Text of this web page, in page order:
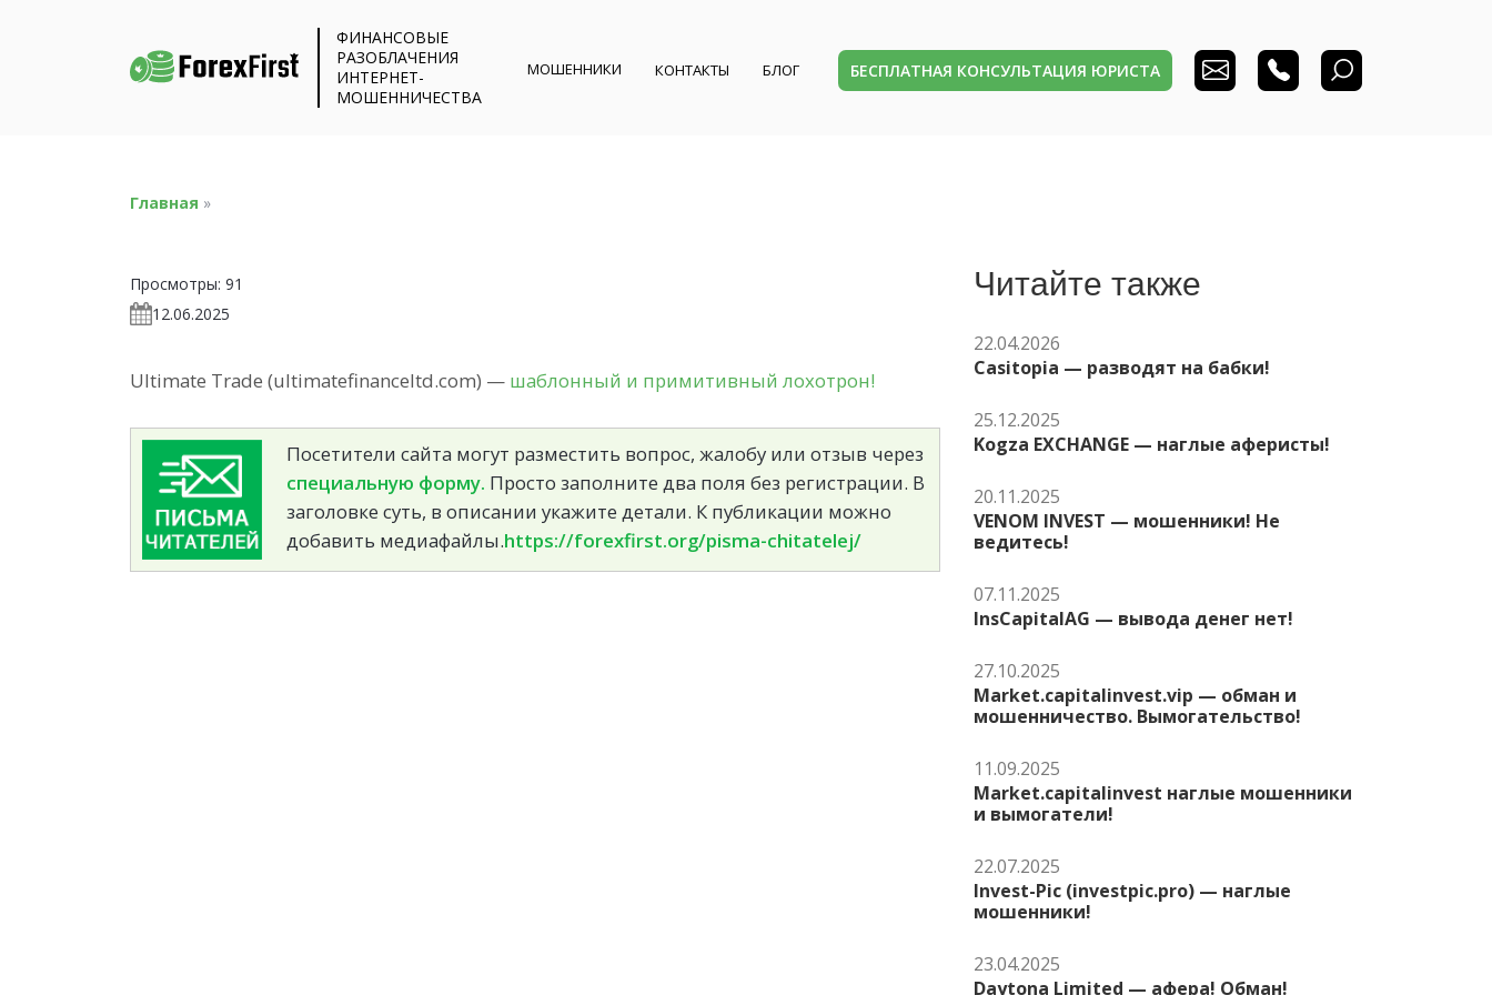
ФИНАНСОВЫЕ
РАЗОБЛАЧЕНИЯ
ИНТЕРНЕТ-
МОШЕННИЧЕСТВА
МОШЕННИКИ КОНТАКТЫ БЛОГ БЕСПЛАТНАЯ КОНСУЛЬТАЦИЯ ЮРИСТА
Главная »
Просмотры: 91
12.06.2025
Ultimate Trade (ultimatefinanceltd.com) — шаблонный и примитивный лохотрон!
Посетители сайта могут разместить вопрос, жалобу или отзыв через
специальную форму. Просто заполните два поля без регистрации. В
заголовке суть, в описании укажите детали. К публикации можно
добавить медиафайлы.https://forexfirst.org/pisma-chitatelej/
Читайте также
22.04.2026
Casitopia — разводят на бабки!
25.12.2025
Kogza EXCHANGE — наглые аферисты!
20.11.2025
VENOM INVEST — мошенники! Не
ведитесь!
07.11.2025
InsCapitalAG — вывода денег нет!
27.10.2025
Market.capitalinvest.vip — обман и
мошенничество. Вымогательство!
11.09.2025
Market.capitalinvest наглые мошенники
и вымогатели!
22.07.2025
Invest-Pic (investpic.pro) — наглые
мошенники!
23.04.2025
Daytona Limited — афера! Обман!